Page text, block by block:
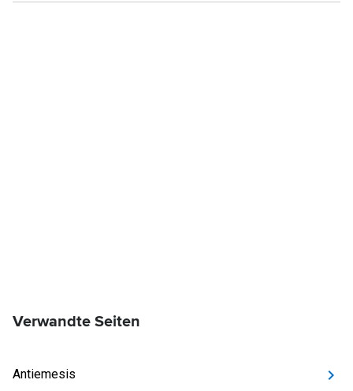
Verwandte Seiten
Antiemesis